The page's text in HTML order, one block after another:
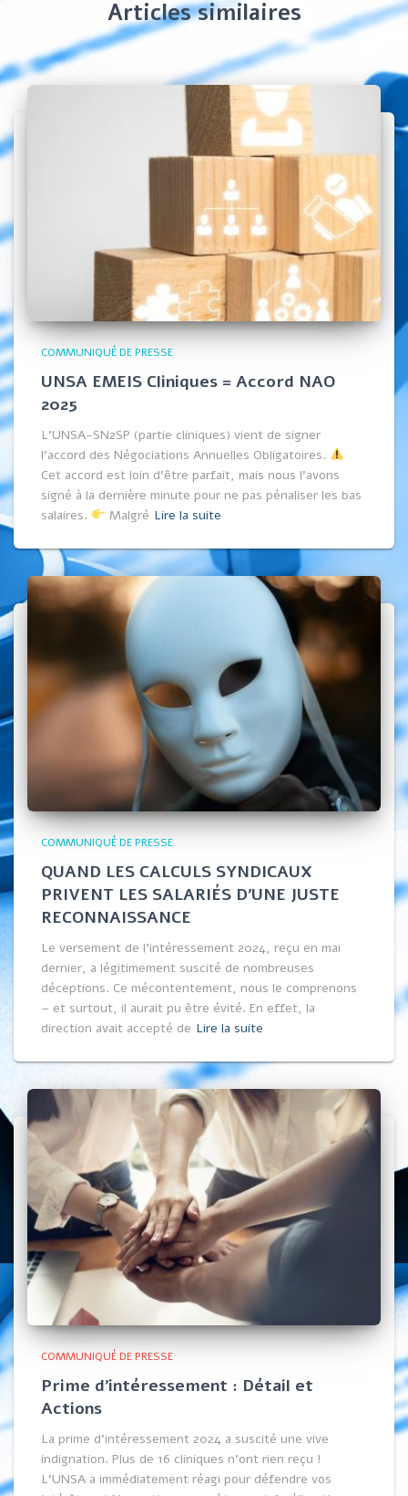
Articles similaires
COMMUNIQUÉ DE PRESSE
UNSA EMEIS Cliniques = Accord NAO
2025
L’UNSA-SN2SP (partie cliniques) vient de signer
l’accord des Négociations Annuelles Obligatoires.
Cet accord est loin d’être parfait, mais nous l’avons
signé à la dernière minute pour ne pas pénaliser les bas
salaires.
Malgré Lire la suite
COMMUNIQUÉ DE PRESSE
QUAND LES CALCULS SYNDICAUX
PRIVENT LES SALARIÉS D’UNE JUSTE
RECONNAISSANCE
Le versement de l’intéressement 2024, reçu en mai
dernier, a légitimement suscité de nombreuses
déceptions. Ce mécontentement, nous le comprenons
– et surtout, il aurait pu être évité. En effet, la
direction avait accepté de Lire la suite
COMMUNIQUÉ DE PRESSE
Prime d’intéressement : Détail et
Actions
La prime d’intéressement 2024 a suscité une vive
indignation. Plus de 16 cliniques n’ont rien reçu !
L’UNSA a immédiatement réagi pour défendre vos